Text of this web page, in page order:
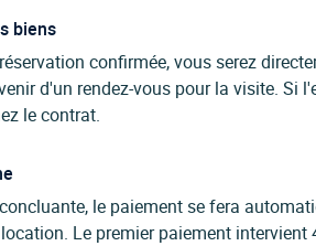
biens
confirmée, vous serez
d'un rendez-vous pour la visite. Si
le contrat.
le paiement se fera
Le premier paiement